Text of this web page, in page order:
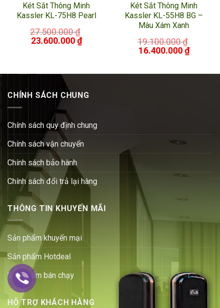
Két Sắt Thông Minh
Kassler KL-75H8 Pearl
27.500.000₫
23.600.000₫
Két Sắt Thông Minh
Kassler KL-55H8 BG –
Màu Xám Xanh
19.100.000₫
16.400.000₫
CHÍNH SÁCH CHUNG
Chính sách quy định chung
Chính sách vận chuyển
Chính sách bảo hành
Chính sách đổi trả lại hàng
THÔNG TIN KHUYẾN MÃI
Sản phẩm khuyến mại
Sản phẩm Hotdeal
Sản phẩm bán chạy
HỖ TRỢ KHÁCH HÀNG